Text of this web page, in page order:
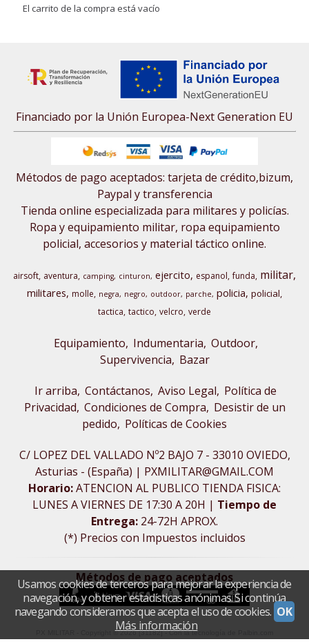
El carrito de la compra está vacío
Financiado por la Unión Europea-Next Generation EU
Métodos de pago aceptados: tarjeta de crédito,bizum,
Paypal y transferencia
Tienda online especializada para militares y policías.
Ropa y equipamiento militar, ropa equipamiento
policial, accesorios y material táctico online.
airsoft aventura camping cinturon ejercito espanol funda militar
militares molle negra negro outdoor parche policia policial
tactica tactico velcro verde
Equipamiento Indumentaria Outdoor,
Supervivencia Bazar
Ir arriba Contáctanos Aviso Legal Política de
Privacidad Condiciones de Compra Desistir de un
pedido Políticas de Cookies
C/ LOPEZ DEL VALLADO Nº2 BAJO 7 - 33010 OVIEDO,
Asturias - (España) | PXMILITAR@GMAIL.COM
Horario:ATENCION AL PUBLICO TIENDA FISICA:
LUNES A VIERNES DE 17:30 A 20H | Tiempo de
Entrega: 24-72H APROX.
(*) Precios con Impuestos incluidos
Métodos de pago aceptados
- Copyright © 2026 [31182] - Con la tecnología de Palbin.com
Usamos cookies de terceros para mejorar la experiencia de
navegación, y obtener estadísticas anónimas. Si continúa
navegando consideramos que acepta el uso de cookies. OK
Más información